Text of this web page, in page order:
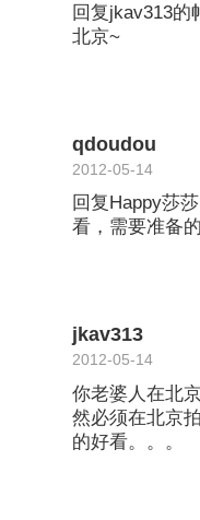
回复jkav313的
北京~
qdoudou
2012-05-14
回复Happy莎
看，需要准备
jkav313
2012-05-14
你老婆人在北
然必须在北京
的好看。。。